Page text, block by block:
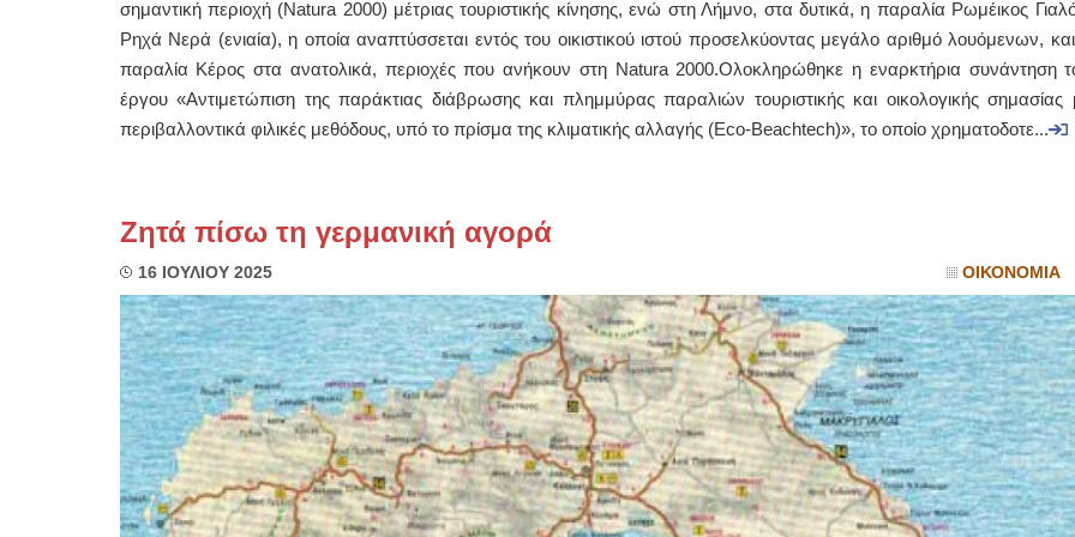
σημαντική περιοχή (Natura 2000) μέτριας τουριστικής κίνησης, ενώ στη Λήμνο, στα δυτικά, η παραλία Ρωμέικος
Ρηχά Νερά (ενιαία), η οποία αναπτύσσεται εντός του οικιστικού ιστού προσελκύοντας μεγάλο αριθμό λουόμενων,
παραλία Κέρος στα ανατολικά, περιοχές που ανήκουν στη Natura 2000.Ολοκληρώθηκε η εναρκτήρια συνάντηση
έργου «Αντιμετώπιση της παράκτιας διάβρωσης και πλημμύρας παραλιών τουριστικής και οικολογικής σημασίας
περιβαλλοντικά φιλικές μεθόδους, υπό το πρίσμα της κλιματικής αλλαγής (Eco-Beachtech)», το οποίο χρηματοδοτε...
Ζητά πίσω τη γερμανική αγορά
16 ΙΟΥΛΙΟΥ 2025 ΟΙΚΟΝΟΜΙΑ
ΙΩΑΝΝΗΣ Α. ΜΑΛΛΙΑΣ
ΧΕΙΡΟΥΡΓΟΣ
ΟΦΘΑΛΜΙΑΤΡΟΣ
Διδάκτωρ Ιατρικής Σχολής
Πανεπιστημίου Αθηνών
Χειρουργός Ωτορινολαρυγγολόγος
Έλενα Μπούμπα
Στρατιωτικός Ιατρός
Διδ.Παν.Αθηνών
Διπλωματούχος Ευρ.Ακαδημίας
Πάρνηθας 95-97 Αχαρναί
2102467085 & 6938502258
email- elenboumpa@gmail.com